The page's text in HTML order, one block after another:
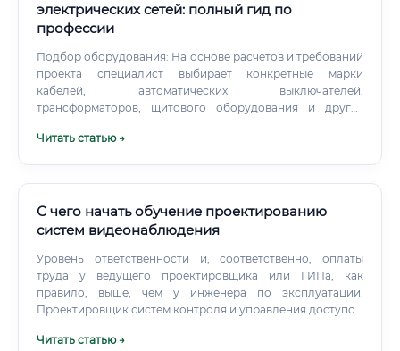
электрических сетей: полный гид по
профессии
Подбор оборудования: На основе расчетов и требований
проекта специалист выбирает конкретные марки
кабелей, автоматических выключателей,
трансформаторов, щитового оборудования и других
Взаимодействие с заказчиком, государственными
Читать статью →
С чего начать обучение проектированию
систем видеонаблюдения
Уровень ответственности и, соответственно, оплаты
труда у ведущего проектировщика или ГИПа, как
правило, выше, чем у инженера по эксплуатации.
Проектировщик систем контроля и управления доступом
очень близкие специальности, часто эти функции даже
Читать статью →